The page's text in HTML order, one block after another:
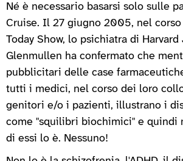
Né è necessario basarsi solo sulle
Cruise. Il 27 giugno 2005, nel
Today Show, lo psichiatra di Harvard
Glenmullen ha confermato che
pubblicitari delle case
tutti i medici, nel corso dei loro
genitori e/o i pazienti, illustrano i
come "squilibri biochimici" e quindi
di essi lo è. Nessuno!